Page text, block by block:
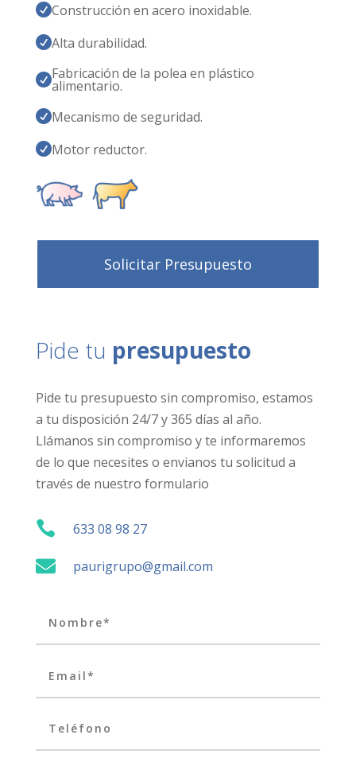
Construcción en acero inoxidable.
Alta durabilidad.
Fabricación de la polea en plástico
alimentario.
Mecanismo de seguridad.
Motor reductor.
Solicitar Presupuesto
Pide tu presupuesto
Pide tu presupuesto sin compromiso, estamos
a tu disposición 24/7 y 365 días al año.
Llámanos sin compromiso y te informaremos
de lo que necesites o envianos tu solicitud a
través de nuestro formulario
 633 08 98 27
 paurigrupo@gmail.com